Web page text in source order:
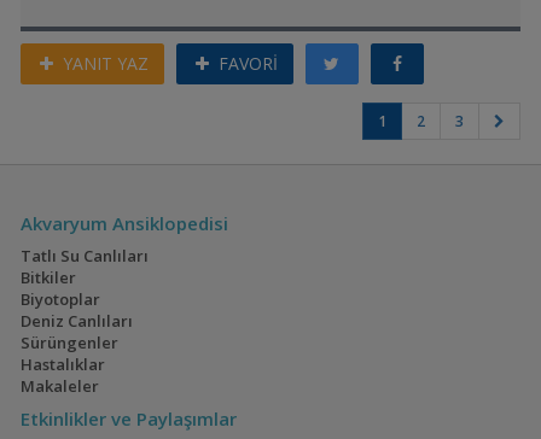
YANIT YAZ FAVORİ
1 2 3
Akvaryum Ansiklopedisi
Tatlı Su Canlıları
Bitkiler
Biyotoplar
Deniz Canlıları
Sürüngenler
Hastalıklar
Makaleler
Etkinlikler ve Paylaşımlar